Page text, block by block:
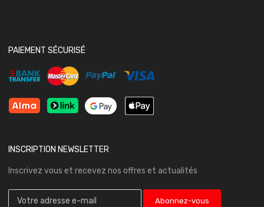
PAIEMENT SÉCURISÉ
INSCRIPTION NEWSLETTER
Inscrivez vous et recevez nos offres et actualités